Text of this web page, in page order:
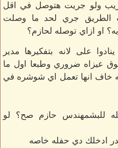
ولو جريت هتوصل في اقل
الطريق جري لحد ما وصلت
او ازاي توصله لحازم؟
على لانه بتفكيرها مدير
عيزاه ضروري وطبعا اول ما
خاف انها تعمل اي شوشره في
للبشمهندس حازم صح؟ لو
ادخلك دي حفله خاصه